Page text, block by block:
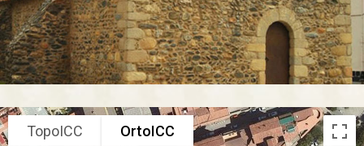
TopoICC OrtoICC